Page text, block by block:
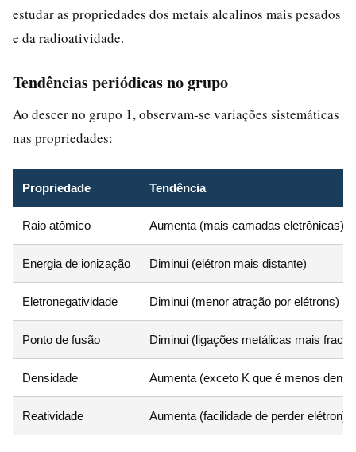
estudar as propriedades dos metais alcalinos mais pesados
e da radioatividade.
Tendências periódicas no grupo
Ao descer no grupo 1, observam-se variações sistemáticas
nas propriedades:
Propriedade Tendência
Raio atômico Aumenta (mais camadas eletrônicas)
Energia de ionização Diminui (elétron mais distante)
Eletronegatividade Diminui (menor atração por elétrons)
Ponto de fusão Diminui (ligações metálicas mais
Densidade Aumenta (exceto K que é menos
Reatividade Aumenta (facilidade de perder elétron)